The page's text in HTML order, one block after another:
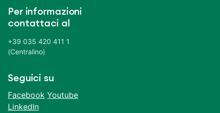
Per informazioni
contattaci al
+39 035 420 411 1
(Centralino)
Seguici su
Facebook Youtube
LinkedIn